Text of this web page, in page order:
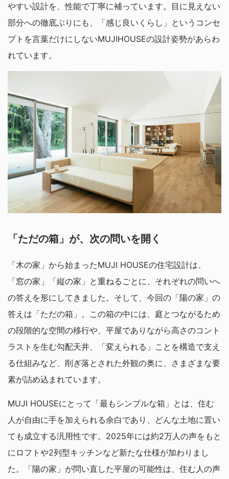
やすい設計を、性能で丁寧に補っています。目に見えない
部分への徹底ぶりにも、「感じ良いくらし」というコンセ
プトを言葉だけにしないMUJIHOUSEの設計姿勢があらわ
れています。
「ただの箱」が、次の問いを開く
「木の家」から始まったMUJI HOUSEの住宅設計は、
「窓の家」「縦の家」と重ねるごとに、それぞれの問いへ
の答えを形にしてきました。そして、今回の「陽の家」の
答えは「ただの箱」。この箱の中には、庭とつながるため
の段階的な空間の移行や、平屋でありながら高さのコント
ラストを生む勾配天井、「変えられる」ことを構造で支え
る仕組みなど、削ぎ落とされた外観の奥に、さまざまな要
素が詰め込まれています。
MUJI HOUSEにとって「最もシンプルな箱」とは、住む
人が自由に手を加えられる余白であり、どんな土地に置い
ても成立する汎用性です。2025年には約2万人の声をもと
にロフトや2列型キッチンなど新たな仕様が加わりまし
た。「陽の家」が問い直した平屋の可能性は、住む人の声